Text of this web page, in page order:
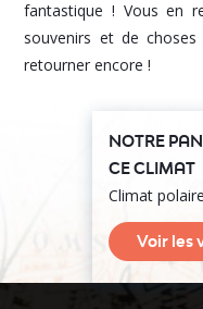
fantastique ! Vous en
souvenirs et de
retourner encore !
NOTRE
CE CLIMAT
Climat
Voir les